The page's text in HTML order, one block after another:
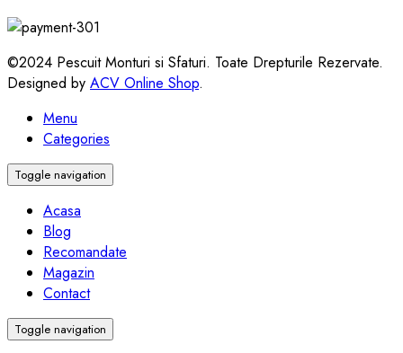
©2024 Pescuit Monturi si Sfaturi. Toate Drepturile Rezervate.
Designed by ACV Online Shop.
Menu
Categories
Toggle navigation
Acasa
Blog
Recomandate
Magazin
Contact
Toggle navigation